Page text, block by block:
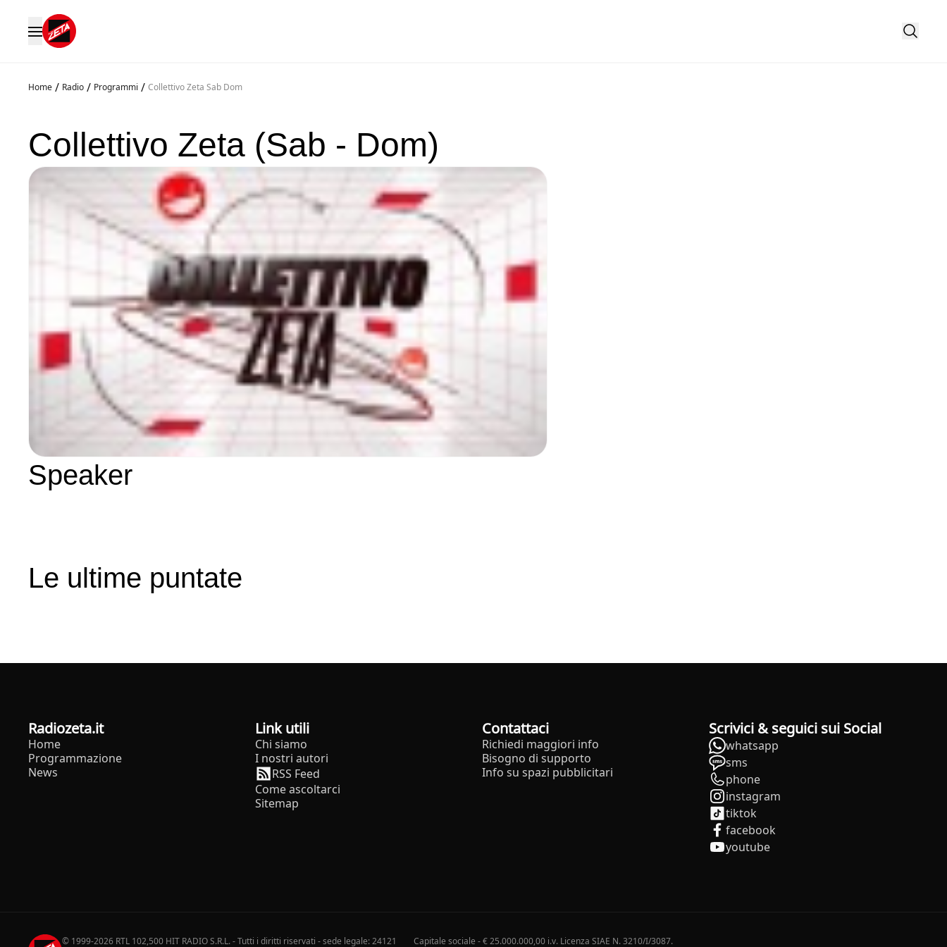
Home / Radio / Programmi / Collettivo Zeta Sab Dom
Collettivo Zeta (Sab - Dom)
Speaker
Le ultime puntate
radiozeta.it
Home
Programmazione
News
Link utili
Chi siamo
I nostri autori
RSS Feed
Come ascoltarci
Sitemap
Contattaci
Richiedi maggiori info
Bisogno di supporto
Info su spazi pubblicitari
Scrivici & seguici sui Social
whatsapp
sms
phone
instagram
tiktok
facebook
youtube
© 1999-2026 RTL 102,500 HIT RADIO S.R.L. - Tutti i diritti riservati - sede legale: 24121
Capitale sociale - € 25.000.000,00 i.v. Licenza SIAE N. 3210/I/3087.